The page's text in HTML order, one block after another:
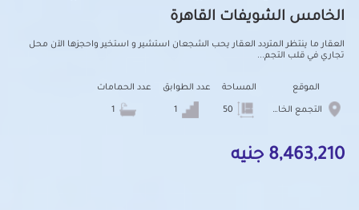
الخامس الشويفات القاهرة
العقار ما ينتظر المتردد العقار يحب الشجعان استشير و استخير واحجزها الآن محل
تجاري في قلب التجم...
الموقع
التجمع الخامس الشويفات
المساحة عدد الطوابق عدد الحمامات
8,463,210 جنيه